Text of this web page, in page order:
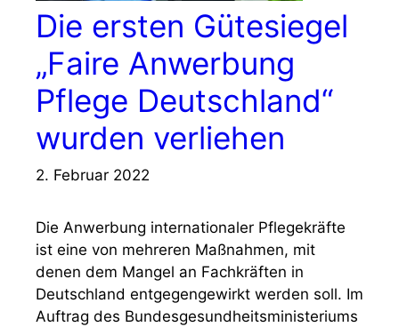
Die ersten Gütesiegel
„Faire Anwerbung
Pflege Deutschland“
wurden verliehen
2. Februar 2022
Die Anwerbung internationaler Pflegekräfte
ist eine von mehreren Maßnahmen, mit
denen dem Mangel an Fachkräften in
Deutschland entgegengewirkt werden soll. Im
Auftrag des Bundesgesundheitsministeriums